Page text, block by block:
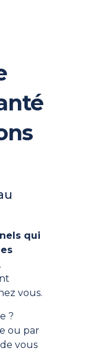
qui
vous.
?
ou par
vous